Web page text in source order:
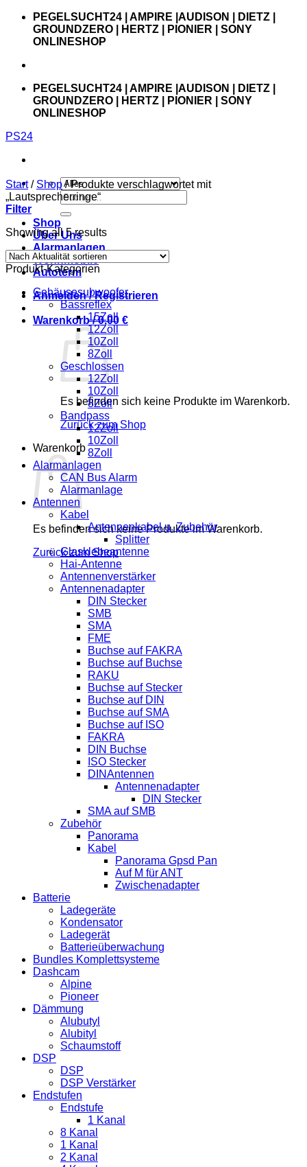
Zum
springen
PEGELSUCHT24 | AMPIRE |AUDISON | DIETZ |
GROUNDZERO | HERTZ | PIONIER | SONY
ONLINESHOP
PEGELSUCHT24 | AMPIRE |AUDISON | DIETZ |
GROUNDZERO | HERTZ | PIONIER | SONY
ONLINESHOP
PS24
Suchen
nach:
Shop
Über Uns
Alarmanlagen
Wohnmobile
Autoterm
Anmelden / Registrieren
Warenkorb /0,00 €
Es befinden sich keine Produkte im Warenkorb.
Zurück zum Shop
Warenkorb
Es befinden sich keine Produkte im Warenkorb.
Zurück zum Shop
Start / Shop /Produkte verschlagwortet mit
„Lautsprecherringe“
Filter
Showing all 5 results
Produkt-Kategorien
Gehäusesubwoofer
Bassreflex
15Zoll
12Zoll
10Zoll
8Zoll
Geschlossen
12Zoll
10Zoll
8Zoll
Bandpass
12Zoll
10Zoll
8Zoll
Alarmanlagen
CAN Bus Alarm
Alarmanlage
Antennen
Kabel
Antennenkabel u. Zubehör
Splitter
Glasklebeantenne
Hai-Antenne
Antennenverstärker
Antennenadapter
DIN Stecker
SMB
SMA
FME
Buchse auf FAKRA
Buchse auf Buchse
RAKU
Buchse auf Stecker
Buchse auf DIN
Buchse auf SMA
Buchse auf ISO
FAKRA
DIN Buchse
ISO Stecker
DINAntennen
Antennenadapter
DIN Stecker
SMA auf SMB
Zubehör
Panorama
Kabel
Panorama Gpsd Pan
Auf M für ANT
Zwischenadapter
Batterie
Ladegeräte
Kondensator
Ladegerät
Batterieüberwachung
Bundles Komplettsysteme
Dashcam
Alpine
Pioneer
Dämmung
Alubutyl
Alubityl
Schaumstoff
DSP
DSP
DSP Verstärker
Endstufen
Endstufe
1 Kanal
8 Kanal
1 Kanal
2 Kanal